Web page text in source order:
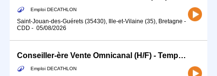
Emploi DECATHLON
Saint-Jouan-des-Guérets (35430), Ille-et-Vilaine (35), Bretagne -
CDD - 05/08/2026
Conseiller-ère Vente Omnicanal (H/F) - Temps partiel
Emploi DECATHLON